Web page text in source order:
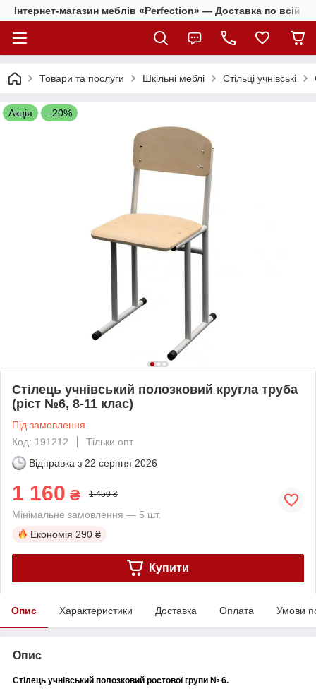
Інтернет-магазин меблів «Perfection» — Доставка по всій
Товари та послуги Шкільні меблі Стільці учнівські
Акція –20%
Стілець учнівський полозковий кругла труба
(ріст №6, 8-11 клас)
Під замовлення
Код: 191212
Тільки опт
Відправка з 22 серпня 2026
1 160 ₴ 1 450 ₴
Мінімальне замовлення — 5 шт.
Економія 290 ₴
Купити
Опис Характеристики Доставка Оплата Умови
Опис
Стілець учнівський полозковий ростової групи № 6.